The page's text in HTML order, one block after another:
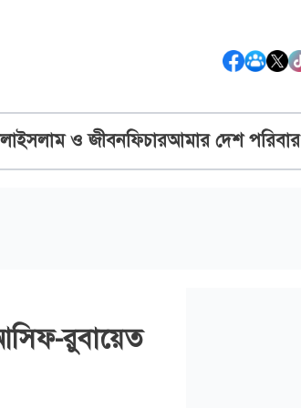
ইসলাম ও জীবনফিচারআমার দেশ পরিবার
রুবায়েত